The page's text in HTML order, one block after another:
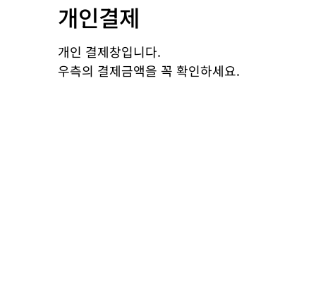
개인결제
개인 결제창입니다.
우측의 결제금액을 꼭 확인하세요.